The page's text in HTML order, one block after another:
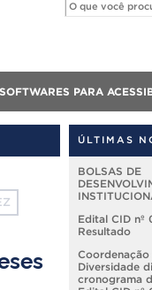
SOFTWARES PARA
ÚLTIMAS
BOLSAS DE
Edital CID nº
Resultado
Diversidade
cronograma